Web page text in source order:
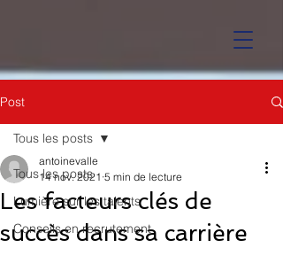
Post
Tous les posts
Lumière sur les talents
Conseils en recrutement
Tous les posts
Les facteurs clés de
succès dans sa carrière
antoinevalle
14 nov. 2021 5 min de lecture